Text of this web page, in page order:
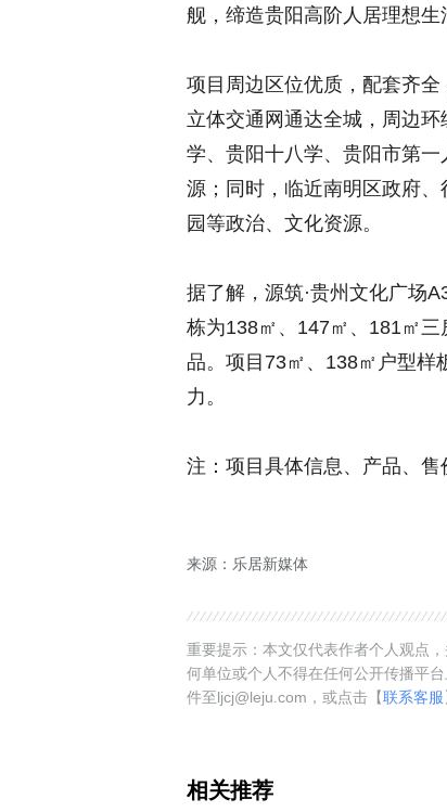
舰，缔造贵阳高阶人居理想生
项目周边区位优质，配套齐
立体交通网通达全城，周边
学、贵阳十八学、贵阳市第
源；同时，临近南明区政府
园等政治、文化资源。
据了解，源筑·贵州文化广场
栋为138㎡、147㎡、181㎡
品。项目73㎡、138㎡户型样
力。
注：项目具体信息、产品、售
来源：乐居新媒体
重要提示：本文仅代表作者个人观点
何单位或个人不得在任何公开传播平
件至ljcj@leju.com，或点击【联系客服
相关推荐